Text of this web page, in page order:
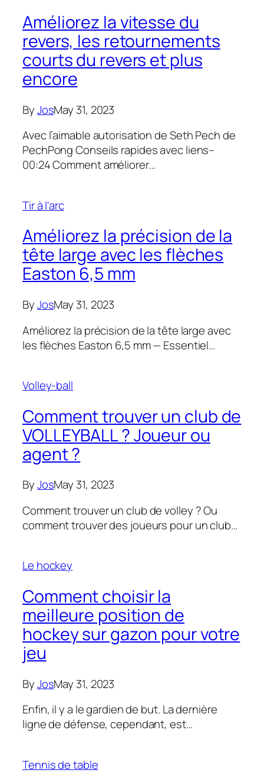
Améliorez la vitesse du
revers, les retournements
courts du revers et plus
encore
ByJosMay 31, 2023
Avec l’aimable autorisation de Seth Pech de
PechPong Conseils rapides avec liens–
00:24 Comment améliorer…
Tir à l'arc
Améliorez la précision de la
tête large avec les flèches
Easton 6,5 mm
ByJosMay 31, 2023
Améliorez la précision de la tête large avec
les flèches Easton 6,5 mm — Essentiel…
Volley-ball
Comment trouver un club de
VOLLEYBALL ? Joueur ou
agent ?
ByJosMay 31, 2023
Comment trouver un club de volley ? Ou
comment trouver des joueurs pour un club…
Le hockey
Comment choisir la
meilleure position de
hockey sur gazon pour votre
jeu
ByJosMay 31, 2023
Enfin, il y a le gardien de but. La dernière
ligne de défense, cependant, est…
Tennis de table